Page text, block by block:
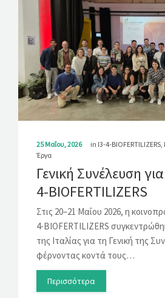
ΕΡΕΥΝΗΤΙΚΆ ΈΡΓΑ
ΠΡΟΪΌΝΤΑ
ΛΎΣΕΙΣ
ΝΈΑ
25 Μαΐου, 2026 in I3-4-BIOFERTILIZERS
Έργα
Γενική Συνέλευση
4-BIOFERTILIZERS
Στις 20–21 Μαΐου 2026, η
4-BIOFERTILIZERS
της Ιταλίας για τη Γενική της
φέρνοντας κοντά τους…
Περισσότερα